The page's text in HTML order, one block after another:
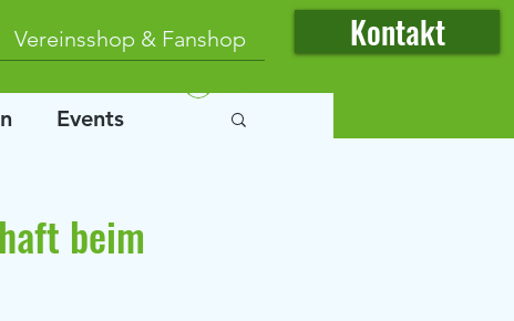
Vereinsshop & Fanshop Kontakt
Events
beim